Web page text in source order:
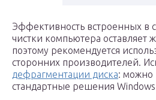
Эффективность встроенных в
чистки компьютера оставляет
поэтому рекомендуется
сторонних производителей.
дефрагментации диска: можно
стандартные решения